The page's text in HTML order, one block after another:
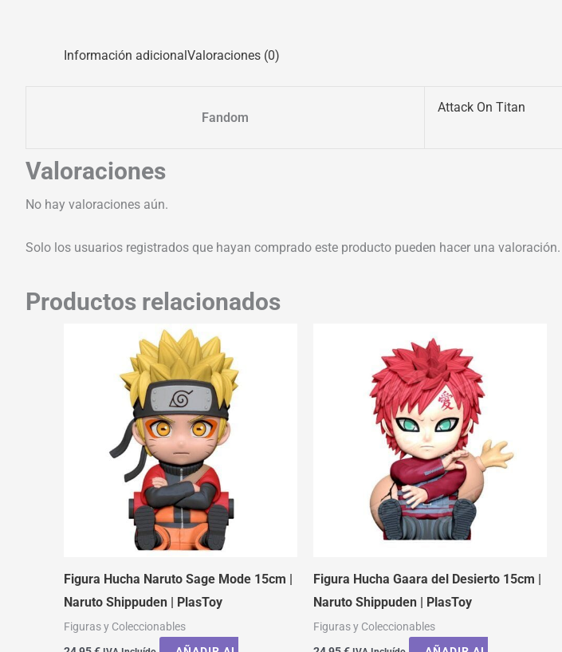
Información adicionalValoraciones (0)
Fandom
Attack On Titan
Valoraciones
No hay valoraciones aún.
Solo los usuarios registrados que hayan comprado este producto pueden hacer una valoración.
Productos relacionados
Figura Hucha Naruto Sage Mode 15cm |
Naruto Shippuden | PlasToy
Figuras y Coleccionables
Figura Hucha Gaara del Desierto 15cm |
Naruto Shippuden | PlasToy
Figuras y Coleccionables